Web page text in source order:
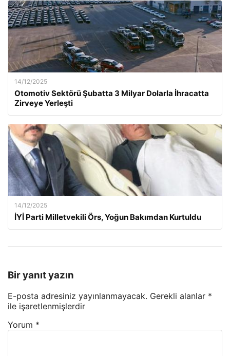
14/12/2025
Otomotiv Sektörü Şubatta 3 Milyar Dolarla İhracatta
Zirveye Yerleşti
14/12/2025
İYİ Parti Milletvekili Örs, Yoğun Bakımdan Kurtuldu
Bir yanıt yazın
E-posta adresiniz yayınlanmayacak. Gerekli alanlar *
ile işaretlenmişlerdir
Yorum *